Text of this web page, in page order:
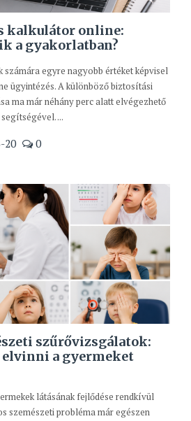
kalkulátor online:
a gyakorlatban?
egyre nagyobb értéket képvisel
ügyintézés. A különböző biztosítási
ma már néhány perc alatt elvégezhető
...
20 0
szűrővizsgálatok:
a gyermeket
látásának fejlődése rendkívül
szemészeti probléma már egészen